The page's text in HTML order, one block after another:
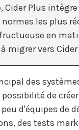
Plus
les plus
en
migrer vers Cider
des
de
d'équipes de
des tests